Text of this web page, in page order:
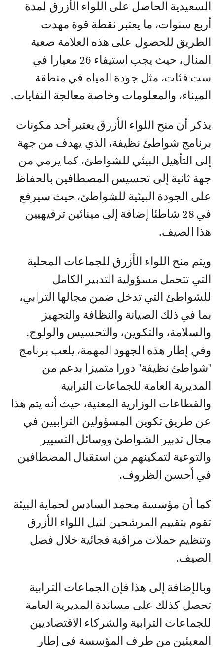
السعيدية الحاصل على اللواء الأزرق لمدة
أربع سنوات، ما يعتبر نقطة قوة مهدت
الطريق للحصول على هذه العلامة صعبة
المنال، حيث يجب استيفاء 26 معيارا في
ست فئات، مثل جودة المياه في منطقة
الميناء، والمعلومات وخاصة معالجة النفايات.
يذكر أن منح اللواء الأزرق يعتبر أحد مكونات
برنامج شواطئ نظيفة، الذي يهدف من جهة
إلى التأهيل البيئي للشواطئ، كما يرمي من
جهة ثانية إلى تحسيس المصطافين بالحفاظ
على الجودة البيئية للشواطئ، حيث سيرفع
في 28 شاطئا إضافة إلى مينائين ترفيهيين
هذا الصيف.
ويتم منح اللواء الأزرق للجماعات المحلية
التي تتحمل مسؤولية التدبير الكامل
للشواطئ التي تدخل ضمن مجالها الترابي،
بما في ذلك الصيانة والنظافة والتجهيز
والسلامة، والتكوين، والتحسيس والولوج.
وفي إطار هذه الجهود المهمة، يلعب برنامج
"شواطئ نظيفة" دورا متميزا بدعم من
المديرية العامة للجماعات الترابية
والقطاعات الوزارية المعنية، حيث أنه يتم هذا
عن طريق تكوين المسؤولين الترابيين في
مجال تدبير الشواطئ ووسائل التسيير
والتوعية لتمكينهم من استقبال المصطافين
في أحسن الظروف.
كما أن مؤسسة محمد السادس لحماية البيئة
تقوم بتقييم المرشحين لنيل اللواء الأزرق
وتنظيم حملات مراقبة فجائية خلال فصل
الصيف.
وبالإضافة إلى هذا فإن الجماعات الترابية
تحصل كذلك على مساندة المديرية العامة
للجماعات الترابية والشركاء الاقتصاديين
المعبئين من طرف المؤسسة في إطار